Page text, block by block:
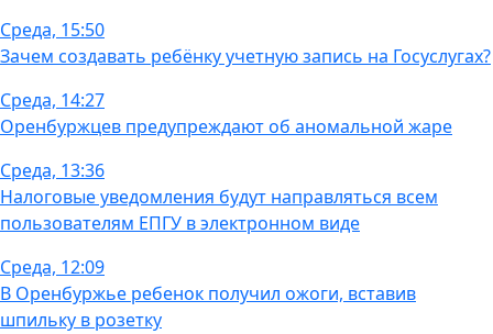
Среда, 15:50
Зачем создавать ребёнку учетную запись на Госуслугах?
Среда, 14:27
Оренбуржцев предупреждают об аномальной жаре
Среда, 13:36
Налоговые уведомления будут направляться всем
пользователям ЕПГУ в электронном виде
Среда, 12:09
В Оренбуржье ребенок получил ожоги, вставив
шпильку в розетку